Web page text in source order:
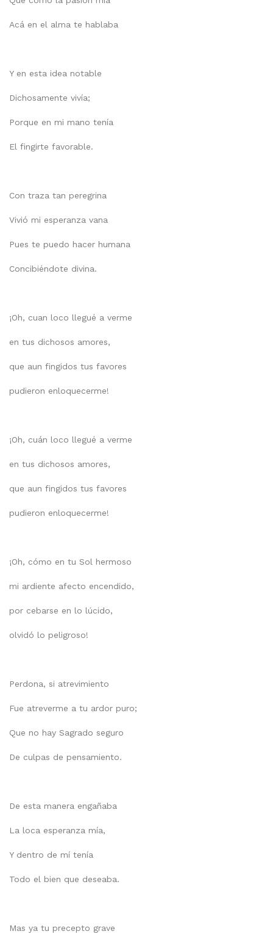
Acá en el alma te hablaba
Y en esta idea notable
Dichosamente vivía;
Porque en mi mano tenía
El fingirte favorable.
Con traza tan peregrina
Vivió mi esperanza vana
Pues te puedo hacer humana
Concibiéndote divina.
¡Oh, cuan loco llegué a verme
en tus dichosos amores,
que aun fingidos tus favores
pudieron enloquecerme!
¡Oh, cuán loco llegué a verme
en tus dichosos amores,
que aun fingidos tus favores
pudieron enloquecerme!
¡Oh, cómo en tu Sol hermoso
mi ardiente afecto encendido,
por cebarse en lo lúcido,
olvidó lo peligroso!
Perdona, si atrevimiento
Fue atreverme a tu ardor puro;
Que no hay Sagrado seguro
De culpas de pensamiento.
De esta manera engañaba
La loca esperanza mía,
Y dentro de mí tenía
Todo el bien que deseaba.
Mas ya tu precepto grave